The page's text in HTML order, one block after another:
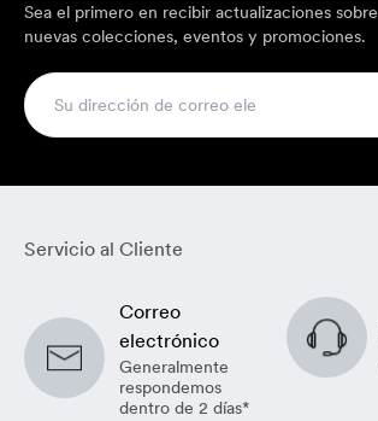
Sea el primero en recibir actualizaciones sobre
nuevas colecciones, eventos y promociones.
Servicio al Cliente
Correo
electrónico
Generalmente
respondemos
dentro de 2 días*